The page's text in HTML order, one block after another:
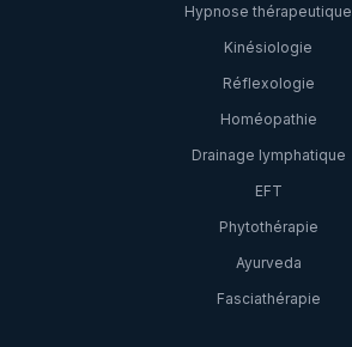
Hypnose thérapeutique
Kinésiologie
Réflexologie
Homéopathie
Drainage lymphatique
EFT
Phytothérapie
Ayurveda
Fasciathérapie